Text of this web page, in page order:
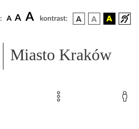
A A A kontrast:
Miasto Kraków